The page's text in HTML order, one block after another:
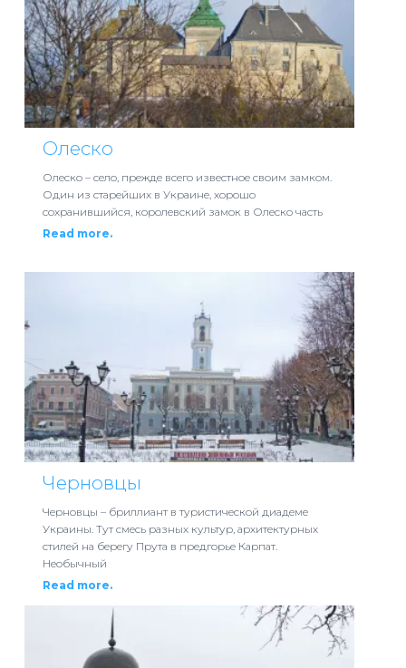
Олеско
Олеско – село, прежде всего известное своим замком.
Один из старейших в Украине, хорошо
сохранившийся, королевский замок в Олеско часть
Read more.
Черновцы
Черновцы – бриллиант в туристической диадеме
Украины. Тут смесь разных культур, архитектурных
стилей на берегу Прута в предгорье Карпат.
Необычный
Read more.